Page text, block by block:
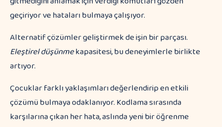
geçiriyor ve hataları bulmaya çalışıyor.
Alternatif çözümler geliştirmek de işin bir parçası.
Eleştirel düşünmekapasitesi, bu deneyimlerle birlikte
artıyor.
Çocuklar farklı yaklaşımları değerlendirip en etkili
çözümü bulmaya odaklanıyor. Kodlama sırasında
karşılarına çıkan her hata, aslında yeni bir öğrenme